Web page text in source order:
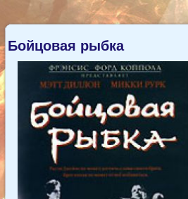
Бойцовая рыбка